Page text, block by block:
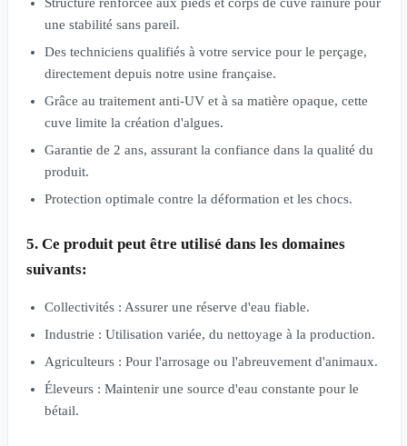
une stabilité sans pareil.
Des techniciens qualifiés à votre service pour le perçage,
directement depuis notre usine française.
Grâce au traitement anti-UV et à sa matière opaque, cette
cuve limite la création d'algues.
Garantie de 2 ans, assurant la confiance dans la qualité du
produit.
Protection optimale contre la déformation et les chocs.
5. Ce produit peut être utilisé dans les domaines
suivants:
Collectivités : Assurer une réserve d'eau fiable.
Industrie : Utilisation variée, du nettoyage à la production.
Agriculteurs : Pour l'arrosage ou l'abreuvement d'animaux.
Éleveurs : Maintenir une source d'eau constante pour le
bétail.